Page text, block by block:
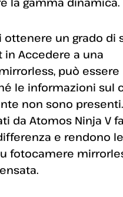
ottenere un grado di
in Accedere a una
può essere
le informazioni sul
non sono
da Atomos Ninja V
e rendono le
fotocamere